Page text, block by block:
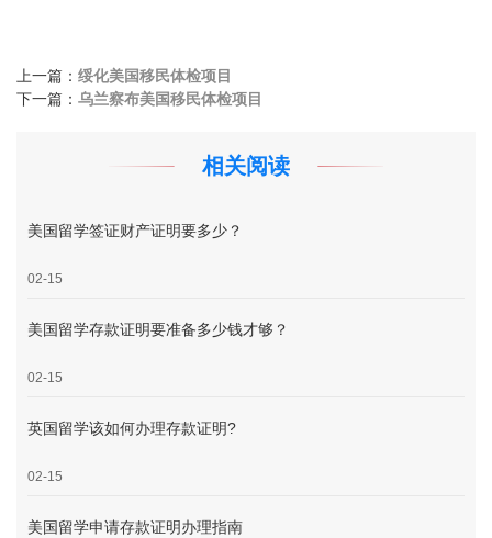
上一篇： 绥化美国移民体检项目
下一篇： 乌兰察布美国移民体检项目
相关阅读
美国留学签证财产证明要多少？
02-15
美国留学存款证明要准备多少钱才够？
02-15
英国留学该如何办理存款证明?
02-15
美国留学申请存款证明办理指南